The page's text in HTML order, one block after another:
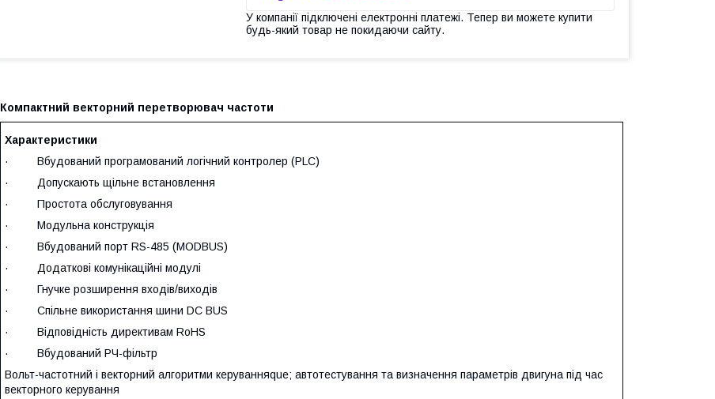
У компанії підключені електронні платежі. Тепер ви можете купити
будь-який товар не покидаючи сайту.
Компактний векторний перетворювач частоти
Характеристики
· Вбудований програмований логічний контролер (PLC)
· Допускають щільне встановлення
· Простота обслуговування
· Модульна конструкція
· Вбудований порт RS-485 (MODBUS)
· Додаткові комунікаційні модулі
· Гнучке розширення входів/виходів
· Спільне використання шини DC BUS
· Відповідність директивам RoHS
· Вбудований РЧ-фільтр
Вольт-частотний і векторний алгоритми керуванняque; автотестування та визначення параметрів двигуна під час
векторного керування